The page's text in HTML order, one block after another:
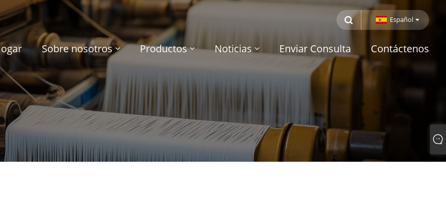
Español
Sobre nosotros Productos Noticias Enviar Consulta Contáctenos